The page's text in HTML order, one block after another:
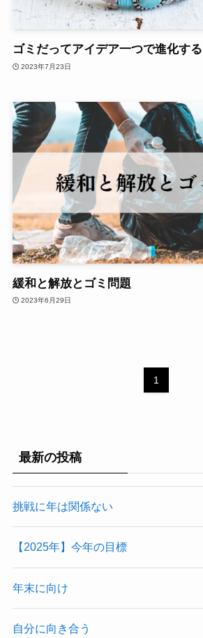
ゴミだってアイデア一つで進化する
2023年7月23日
緩和と解放とゴミ問題
2023年6月29日
1
最新の投稿
挑戦に年は関係ない
【2025年】今年の目標
年末に向け
自分に向き合う